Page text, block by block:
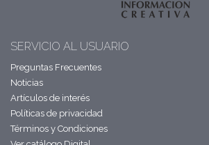
SERVICIO AL USUARIO
Preguntas Frecuentes
Noticias
Artículos de interés
Políticas de privacidad
Términos y Condiciones